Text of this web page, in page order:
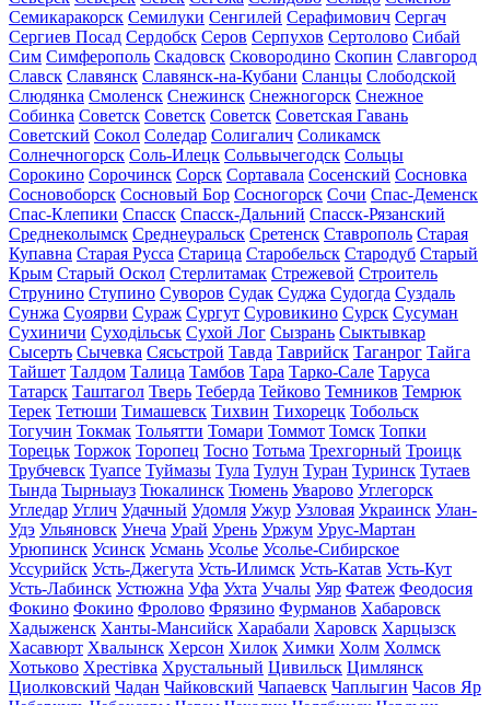
Семикаракорск Семилуки Сенгилей Серафимович Сергач
Сергиев Посад Сердобск Серов Серпухов Сертолово Сибай
Сим Симферополь Скадовск Сковородино Скопин Славгород
Славск Славянск Славянск-на-Кубани Сланцы Слободской
Слюдянка Смоленск Снежинск Снежногорск Снежное
Собинка Советск Советск Советск Советская Гавань
Советский Сокол Соледар Солигалич Соликамск
Солнечногорск Соль-Илецк Сольвычегодск Сольцы
Сорокино Сорочинск Сорск Сортавала Сосенский Сосновка
Сосновоборск Сосновый Бор Сосногорск Сочи Спас-Деменск
Спас-Клепики Спасск Спасск-Дальний Спасск-Рязанский
Среднеколымск Среднеуральск Сретенск Ставрополь Старая
Купавна Старая Русса Старица Старобельск Стародуб Старый
Крым Старый Оскол Стерлитамак Стрежевой Строитель
Струнино Ступино Суворов Судак Суджа Судогда Суздаль
Сунжа Суоярви Сураж Сургут Суровикино Сурск Сусуман
Сухиничи Суходільськ Сухой Лог Сызрань Сыктывкар
Сысерть Сычевка Сясьстрой Тавда Таврийск Таганрог Тайга
Тайшет Талдом Талица Тамбов Тара Тарко-Сале Таруса
Татарск Таштагол Тверь Теберда Тейково Темников Темрюк
Терек Тетюши Тимашевск Тихвин Тихорецк Тобольск
Тогучин Токмак Тольятти Томари Томмот Томск Топки
Торецьк Торжок Торопец Тосно Тотьма Трехгорный Троицк
Трубчевск Туапсе Туймазы Тула Тулун Туран Туринск Тутаев
Тында Тырныауз Тюкалинск Тюмень Уварово Углегорск
Угледар Углич Удачный Удомля Ужур Узловая Украинск Улан-
Удэ Ульяновск Унеча Урай Урень Уржум Урус-Мартан
Урюпинск Усинск Усмань Усолье Усолье-Сибирское
Уссурийск Усть-Джегута Усть-Илимск Усть-Катав Усть-Кут
Усть-Лабинск Устюжна Уфа Ухта Учалы Уяр Фатеж Феодосия
Фокино Фокино Фролово Фрязино Фурманов Хабаровск
Хадыженск Ханты-Мансийск Харабали Харовск Харцызск
Хасавюрт Хвалынск Херсон Хилок Химки Холм Холмск
Хотьково Хрестівка Хрустальный Цивильск Цимлянск
Циолковский Чадан Чайковский Чапаевск Чаплыгин Часов Яр